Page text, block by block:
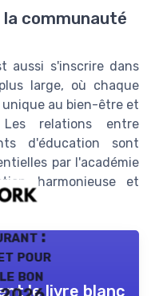
communauté
aussi s'inscrire dans
large, où chaque
au bien-être et
relations entre
d'éducation sont
par l'académie
harmonieuse et
:
pour
bon
le livre blanc